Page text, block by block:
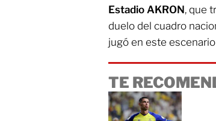
Estadio AKRON, que
duelo del cuadro
jugó en este
TE